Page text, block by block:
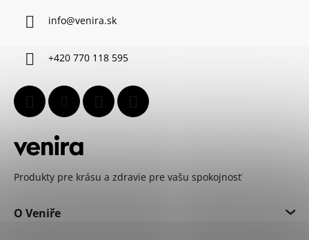
info@venira.sk
+420 770 118 595
Produkty pre krásu a zdravie pre vašu spokojnosť
O Veniře